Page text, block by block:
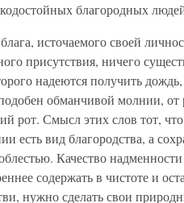
благородных
источаемого своей
присутствия, ничего
надеются получить
обманчивой молнии, от
рот. Смысл этих слов тот,
есть вид благородства, а
Качество
содержать в чистоте и
нужно сделать свои